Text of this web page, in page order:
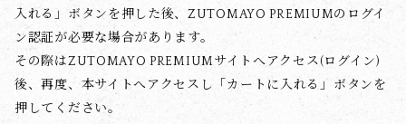
入れる」ボタンを押した後、ZUTOMAYO PREMIUMのログイ
ン認証が必要な場合があります。
その際はZUTOMAYO PREMIUMサイトへアクセス(ログイン)
後、再度、本サイトへアクセスし「カートに入れる」ボタンを
押してください。